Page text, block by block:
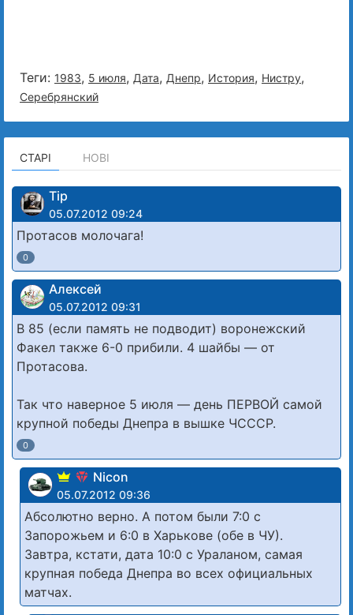
Теги: 1983, 5 июля, Дата, Днепр, История, Нистру,
Серебрянский
СТАРІ НОВІ
Tip
05.07.2012 09:24
Протасов молочага!
0
Алексей
05.07.2012 09:31
В 85 (если память не подводит) воронежский
Факел также 6-0 прибили. 4 шайбы — от
Протасова.
Так что наверное 5 июля — день ПЕРВОЙ самой
крупной победы Днепра в вышке ЧСССР.
0
Nicon
05.07.2012 09:36
Абсолютно верно. А потом были 7:0 с
Запорожьем и 6:0 в Харькове (обе в ЧУ).
Завтра, кстати, дата 10:0 с Ураланом, самая
крупная победа Днепра во всех официальных
матчах.